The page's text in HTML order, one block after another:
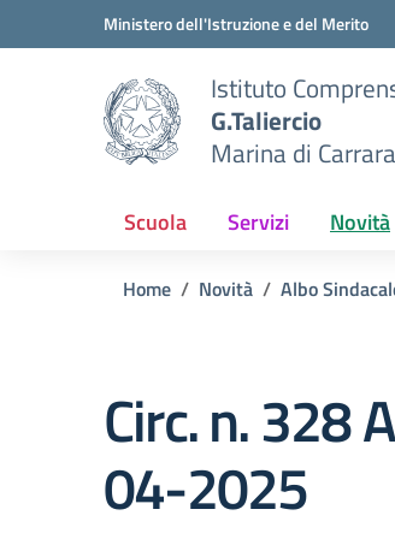
Vai ai contenuti
Vai al menu di navigazioneMinistero dell'Istruzione e del Merito
Istituto
G.Taliercio
Marina di Carrara
Scuola Servizi Novità
Home Novità Albo
Circ. n. 328
04-2025